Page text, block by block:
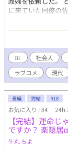
もと勇気を出して
ても孤独――そん
こる。 社内の女
がいるから婚約
い打ちをかける
婚約破棄して家出
をつかした生きる
ィ。 R18もある
に来ていた同僚の
く、家事も容姿も
た。 意識朦朧の大
恋にハマってゆ
Ｌです。 ※同じ内
ルは「お世話にな
BL 社会人
ラブコメ
現代
長編 完結 R18
お気に入り : 84 24h.
【完結】運命
ですか？ 楽隠
牛丸 ちよ